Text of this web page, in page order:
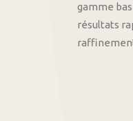
gamme
résultats